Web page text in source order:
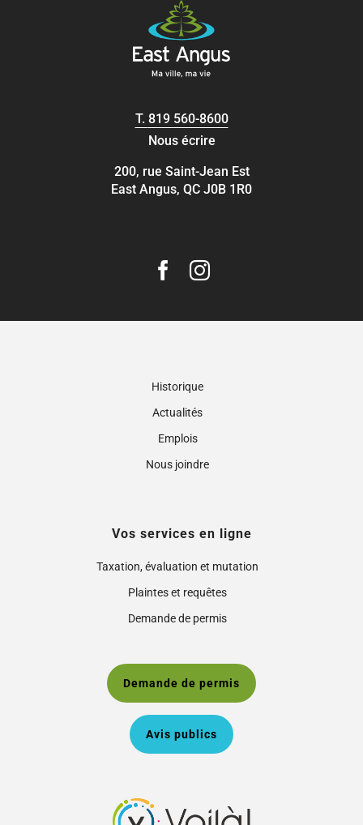
T. 819 560-8600
Nous écrire
200, rue Saint-Jean Est
East Angus, QC J0B 1R0
Historique
Actualités
Emplois
Nous joindre
Vos services en ligne
Taxation, évaluation et mutation
Plaintes et requêtes
Demande de permis
Demande de permis
Avis publics